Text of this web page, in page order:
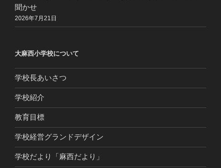
聞かせ
2026年7月21日
大麻西小学校について
学校長あいさつ
学校紹介
教育目標
学校経営グランドデザイン
学校だより「麻西だより」